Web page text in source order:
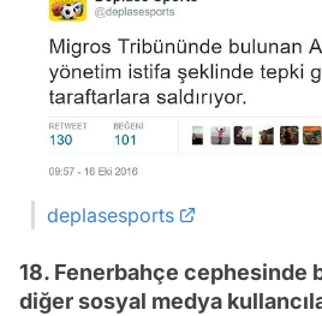
deplasesports
18. Fenerbahçe cephesinde
diğer sosyal medya